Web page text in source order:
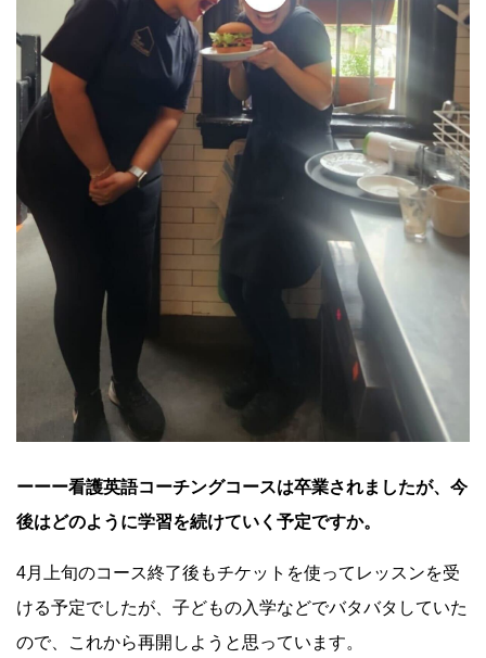
ーーー看護英語コーチングコースは卒業されましたが、今
後はどのように学習を続けていく予定ですか。
4月上旬のコース終了後もチケットを使ってレッスンを受
ける予定でしたが、子どもの入学などでバタバタしていた
ので、これから再開しようと思っています。